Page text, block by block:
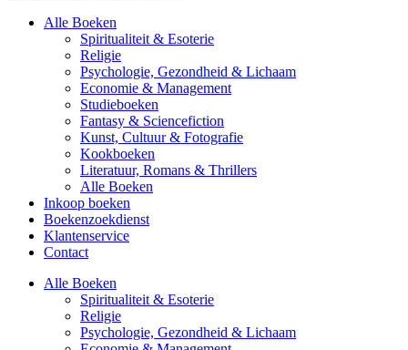
Alle Boeken
Spiritualiteit & Esoterie
Religie
Psychologie, Gezondheid & Lichaam
Economie & Management
Studieboeken
Fantasy & Sciencefiction
Kunst, Cultuur & Fotografie
Kookboeken
Literatuur, Romans & Thrillers
Alle Boeken
Inkoop boeken
Boekenzoekdienst
Klantenservice
Contact
Alle Boeken
Spiritualiteit & Esoterie
Religie
Psychologie, Gezondheid & Lichaam